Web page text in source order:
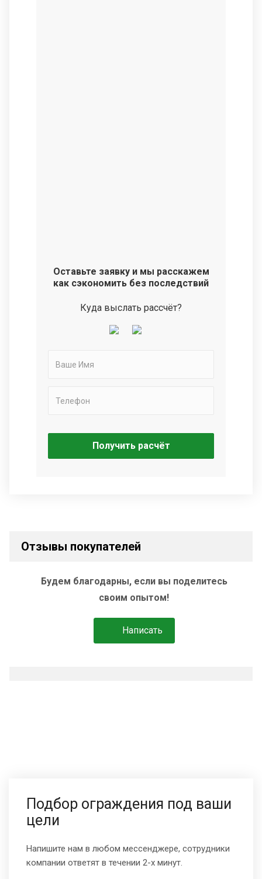
Оставьте заявку и мы расскажем
как сэкономить без последствий
Куда выслать рассчёт?
Получить расчёт
Отзывы покупателей
Будем благодарны, если вы поделитесь
своим опытом!
Написать
Подбор ограждения под ваши
цели
Напишите нам в любом мессенджере, сотрудники
компании ответят в течении 2-х минут.